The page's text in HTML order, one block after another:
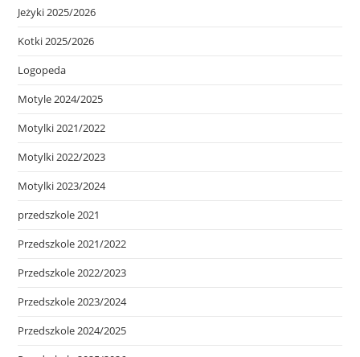
Jeżyki 2025/2026
Kotki 2025/2026
Logopeda
Motyle 2024/2025
Motylki 2021/2022
Motylki 2022/2023
Motylki 2023/2024
przedszkole 2021
Przedszkole 2021/2022
Przedszkole 2022/2023
Przedszkole 2023/2024
Przedszkole 2024/2025